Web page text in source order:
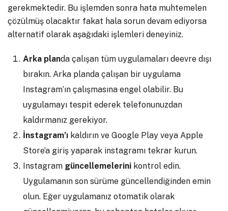
gerekmektedir. Bu işlemden sonra hata muhtemelen
çözülmüş olacaktır fakat hala sorun devam ediyorsa
alternatif olarak aşağıdaki işlemleri deneyiniz.
Arka planda çalışan tüm uygulamaları deevre dışı
bırakın. Arka planda çalışan bir uygulama
Instagram’ın çalışmasına engel olabilir. Bu
uygulamayı tespit ederek telefonunuzdan
kaldırmanız gerekiyor.
İnstagram’ı kaldırın ve Google Play veya Apple
Store’a giriş yaparak instagramı tekrar kurun.
Instagram güncellemelerini kontrol edin.
Uygulamanın son sürüme güncellendiğinden emin
olun. Eğer uygulamanız otomatik olarak